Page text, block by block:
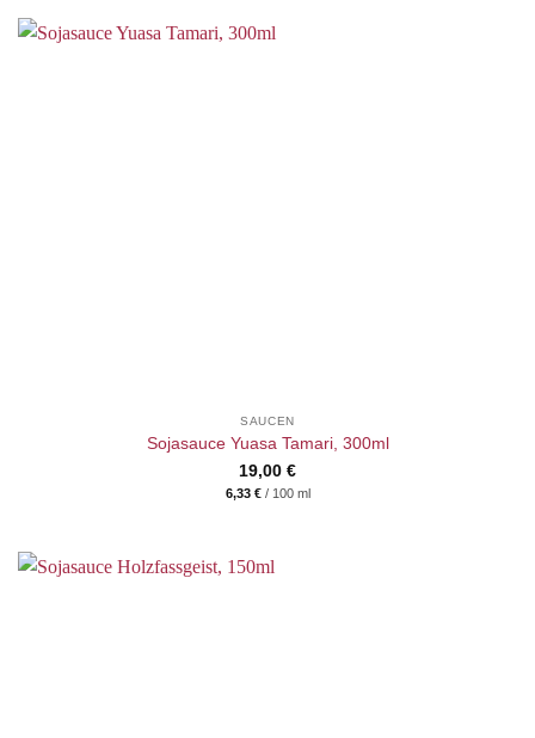
SAUCEN
Sojasauce Yuasa Tamari, 300ml
19,00 €
6,33 €/ 100 ml